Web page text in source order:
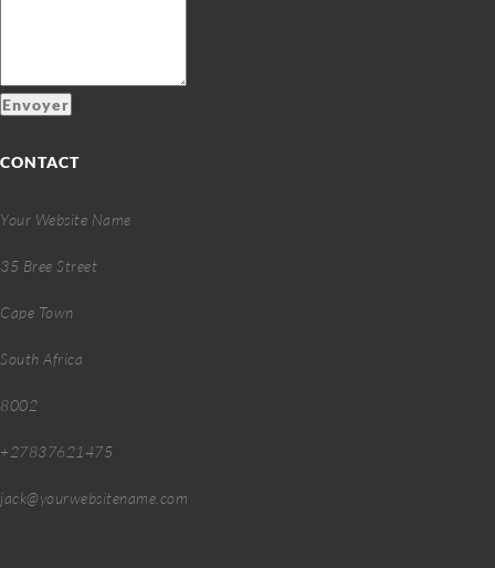
Envoyer
CONTACT
Your Website Name
35 Bree Street
Cape Town
South Africa
8002
+27837621475
jack@yourwebsitename.com